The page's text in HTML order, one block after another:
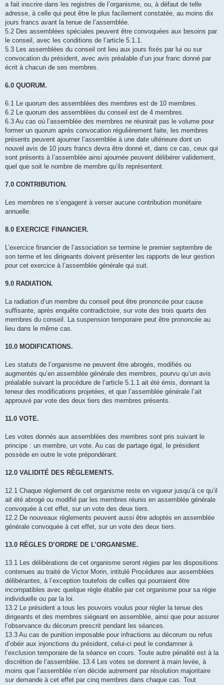
a fait inscrire dans les registres de l’organisme, ou, à défaut de telle
adresse, à celle qui peut être le plus facilement constatée, au moins dix
jours francs avant la tenue de l’assemblée.
5.2 Des assemblées spéciales peuvent être convoquées aux besoins par
le conseil, avec les conditions de l’article 5.1.1.
5.3 Les assemblées du conseil ont lieu aux jours fixés par lui ou sur
convocation du président, avec avis préalable d’un jour franc donné par
écrit à chacun de ses membres.
6.0 QUORUM.
6.1 Le quorum des assemblées des membres est de 10 membres.
6.2 Le quorum des assemblées du conseil est de 4 membres.
6.3 Au cas où l’assemblée des membres ne réunirait pas le volume pour
former un quorum après convocation régulièrement faite, les membres
présents peuvent ajourner l’assemblée à une date ultérieure dont un
nouvel avis de 10 jours francs devra être donné et, dans ce cas, ceux qui
sont présents à l’assemblée ainsi ajournée peuvent délibérer validement,
quel que soit le nombre de membre qu’ils représentent.
7.0 CONTRIBUTION.
Les membres ne s’engagent à verser aucune contribution monétaire
annuelle.
8.0 EXERCICE FINANCIER.
L’exercice financier de l’association se termine le premier septembre de
son terme et les dirigeants doivent présenter les rapports de leur gestion
pour cet exercice à l’assemblée générale qui suit.
9.0 RADIATION.
La radiation d’un membre du conseil peut être prononcée pour cause
suffisante, après enquête contradictoire, sur vote des trois quarts des
membres du conseil. La suspension temporaire peut être prononcée au
lieu dans le même cas.
10.0 MODIFICATIONS.
Les statuts de l’organisme ne peuvent être abrogés, modifiés ou
augmentés qu’en assemblée générale des membres, pourvu qu’un avis
préalable suivant la procédure de l’article 5.1.1 ait été émis, donnant la
teneur des modifications projetées, et que l’assemblée générale l’ait
approuvé par vote des deux tiers des membres présents.
11.0 VOTE.
Les votes donnés aux assemblées des membres sont pris suivant le
principe : un membre, un vote. Au cas de partage égal, le président
possède en outre le vote prépondérant.
12.0 VALIDITÉ DES RÈGLEMENTS.
12.1 Chaque règlement de cet organisme reste en vigueur jusqu’à ce qu’il
ait été abrogé ou modifié par les membres réunis en assemblée générale
convoquée à cet effet, sur un vote des deux tiers.
12.2 De nouveaux règlements peuvent aussi être adoptés en assemblée
générale convoquée à cet effet, sur un vote des deux tiers.
13.0 RÈGLES D’ORDRE DE L’ORGANISME.
13.1 Les délibérations de cet organisme seront régies par les dispositions
contenues au traité de Victor Morin, intitulé Procédures aux assemblées
délibérantes, à l’exception toutefois de celles qui pourraient être
incompatibles avec quelque règle établie par cet organisme pour sa régie
individuelle ou par la loi.
13.2 Le président a tous les pouvoirs voulus pour régler la tenue des
dirigeants et des membres siégeant en assemblée, ainsi que pour assurer
l’observance du décorum prescrit pendant les séances.
13.3 Au cas de punition imposable pour infractions au décorum ou refus
d’obéir aux injonctions du président, celui-ci peut le condamner à
l’exclusion temporaire de la séance en cours. Toute autre pénalité est à la
discrétion de l’assemblée. 13.4 Les votes se donnent à main levée, à
moins que l’assemblée n’en décide autrement par résolution majoritaire
sur demande à cet effet par cinq membres dans chaque cas. Tout